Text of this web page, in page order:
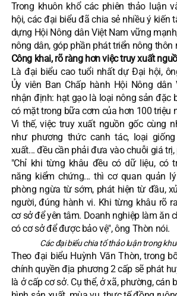
Trong khuôn khổ các phiên thảo luận
hội, các đại biểu đã chia sẻ nhiều ý kiến
dựng Hội Nông dân Việt Nam vững
nông dân, góp phần phát triển nông thôn
Công khai, rõ ràng hơn việc truy xuất
Là đại biểu cao tuổi nhất dự Đại hội,
Ủy viên Ban Chấp hành Hội Nông dân
nhận định: hạt gạo là loại nông sản đặc
có mặt trong bữa cơm của hơn 100 triệu
Vì thế, việc truy xuất nguồn gốc cùng
như phương thức canh tác, loại
xuất... đều cần phải đưa vào chuỗi giá
"Chỉ khi từng khâu đều có dữ liệu, có
năng kiểm chứng... thì cơ quan quản
phòng ngừa từ sớm, phát hiện từ đầu,
người, đúng hành vi. Khi từng khâu rõ
cơ sở để yên tâm. Doanh nghiệp làm ăn
có cơ sở để được bảo vệ", ông Thòn nói.
Các đại biểu chia tổ thảo luận trong
Theo đại biểu Huỳnh Văn Thòn, trong
chính quyền địa phương 2 cấp sẽ phát
là ở cấp cơ sở. Cụ thể, ở xã, phường, cán